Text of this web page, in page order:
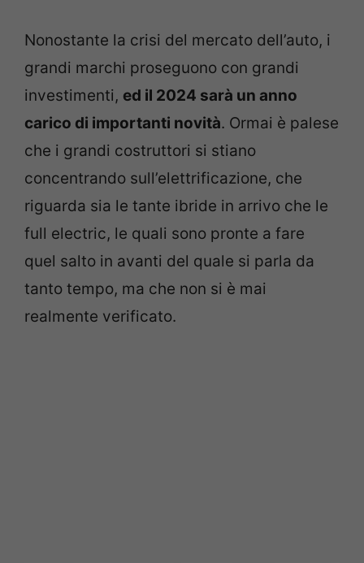
Nonostante la crisi del mercato dell’auto, i
grandi marchi proseguono con grandi
investimenti, ed il 2024 sarà un anno
carico di importanti novità. Ormai è palese
che i grandi costruttori si stiano
concentrando sull’elettrificazione, che
riguarda sia le tante ibride in arrivo che le
full electric, le quali sono pronte a fare
quel salto in avanti del quale si parla da
tanto tempo, ma che non si è mai
realmente verificato.